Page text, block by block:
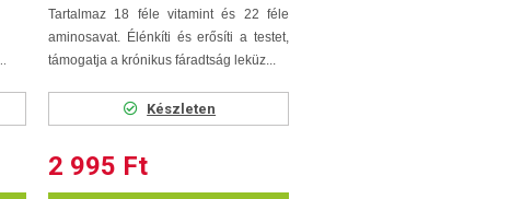
Tartalmaz 18 féle vitamint és 22 féle
aminosavat. Élénkíti és erősíti a testet,
támogatja a krónikus fáradtság leküz...
Készleten
2 995 Ft